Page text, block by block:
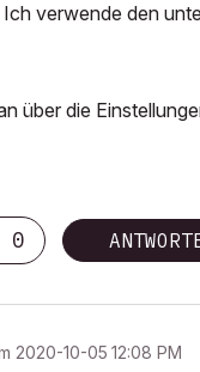
verwende den
über die
0
‎2020-10-05 12:08 PM